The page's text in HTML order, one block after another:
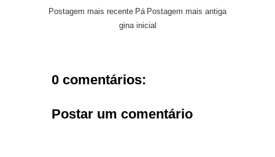
Postagem mais recente Postagem mais antiga
Pá
gina inicial
0 comentários:
Postar um comentário